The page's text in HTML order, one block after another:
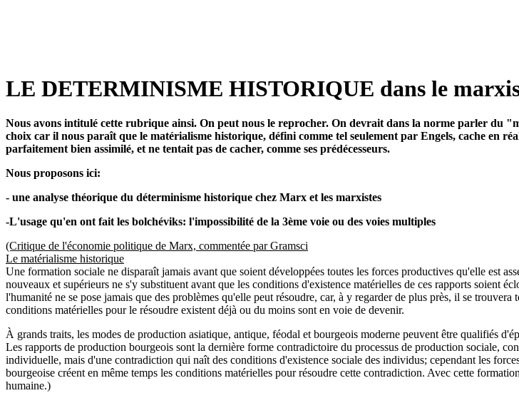
LE DETERMINISME HISTORIQUE dans le
Nous avons intitulé cette rubrique ainsi. On peut nous le reprocher. On devrait dans la norme parler du
choix car il nous paraît que le matérialisme historique, défini comme tel seulement par Engels, cache en
parfaitement bien assimilé, et ne tentait pas de cacher, comme ses prédécesseurs.
Nous proposons ici:
- une analyse théorique du déterminisme historique chez Marx et les marxistes
-L'usage qu'en ont fait les bolchéviks: l'impossibilité de la 3ème voie ou des voies multiples
(Critique de l'économie politique de Marx, commentée par Gramsci
Le matérialisme historique
Une formation sociale ne disparaît jamais avant que soient développées toutes les forces productives qu'elle est
nouveaux et supérieurs ne s'y substituent avant que les conditions d'existence matérielles de ces rapports soient
l'humanité ne se pose jamais que des problèmes qu'elle peut résoudre, car, à y regarder de plus près, il se
conditions matérielles pour le résoudre existent déjà ou du moins sont en voie de devenir.
À grands traits, les modes de production asiatique, antique, féodal et bourgeois moderne peuvent être qualifiés
Les rap­ports de production bourgeois sont la dernière forme contradictoire du processus de produc­tion sociale,
individuelle, mais d'une contradiction qui naît des conditions d'existence sociale des individus; cependant les
bourgeoise créent en même temps les conditions matérielles pour résoudre cette contradiction. Avec cette
humaine.)